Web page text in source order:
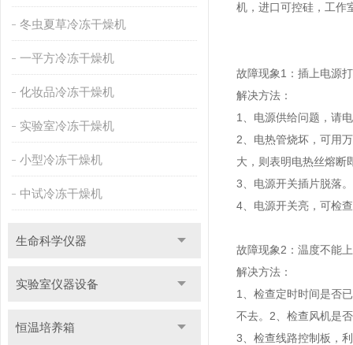
冬虫夏草冷冻干燥机
一平方冷冻干燥机
化妆品冷冻干燥机
实验室冷冻干燥机
小型冷冻干燥机
中试冷冻干燥机
生命科学仪器
实验室仪器设备
恒温培养箱
机，进口可控硅，工作
故障现象1：插上电源
解决方法：
1、电源供给问题，请
2、电热管烧坏，可用
大，则表明电热丝熔断
3、电源开关插片脱落。
4、电源开关亮，可检
故障现象2：温度不能
解决方法：
1、检查定时时间是否
不去。 2、检查风机是
3、检查线路控制板，